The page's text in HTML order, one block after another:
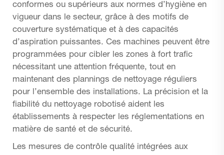
conformes ou supérieurs aux normes d’hygiène en
vigueur dans le secteur, grâce à des motifs de
couverture systématique et à des capacités
d’aspiration puissantes. Ces machines peuvent être
programmées pour cibler les zones à fort trafic
nécessitant une attention fréquente, tout en
maintenant des plannings de nettoyage réguliers
pour l’ensemble des installations. La précision et la
fiabilité du nettoyage robotisé aident les
établissements à respecter les réglementations en
matière de santé et de sécurité.
Les mesures de contrôle qualité intégrées aux